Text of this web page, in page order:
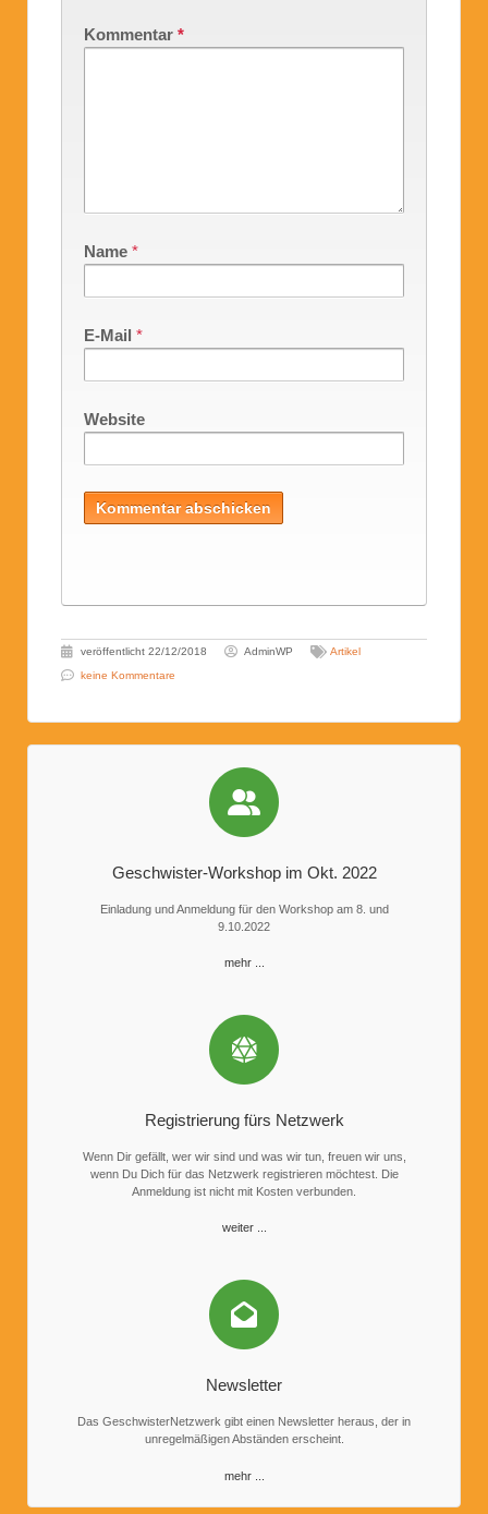
Kommentar *
Name *
E-Mail *
Website
veröffentlicht 22/12/2018 AdminWP
Artikel
keine Kommentare
Geschwister-Workshop im Okt. 2022
Einladung und Anmeldung für den Workshop am 8. und
9.10.2022
mehr ...
Registrierung fürs Netzwerk
Wenn Dir gefällt, wer wir sind und was wir tun, freuen wir uns,
wenn Du Dich für das Netzwerk registrieren möchtest. Die
Anmeldung ist nicht mit Kosten verbunden.
weiter ...
Newsletter
Das GeschwisterNetzwerk gibt einen Newsletter heraus, der in
unregelmäßigen Abständen erscheint.
mehr ...